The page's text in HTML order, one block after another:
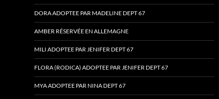
DORA ADOPTEE PAR MADELINE DEPT 67
AMBER RÉSERVÉE EN ALLEMAGNE
MILI ADOPTEE PAR JENIFER DEPT 67
FLORA (RODICA) ADOPTEE PAR JENIFER DEPT 67
MYA ADOPTEE PAR NINA DEPT 67